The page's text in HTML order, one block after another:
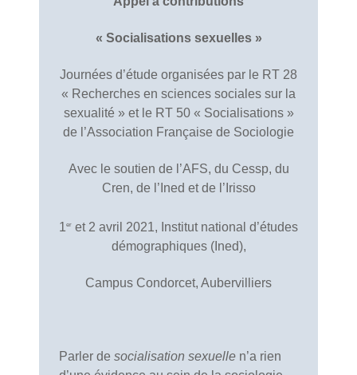
« Socialisations sexuelles »
Journées d’étude organisées par le RT 28
« Recherches en sciences sociales sur la
sexualité » et le RT 50 « Socialisations »
de l’Association Française de Sociologie
Avec le soutien de l’AFS, du Cessp, du
Cren, de l’Ined et de l’Irisso
1er et 2 avril 2021, Institut national d’études
démographiques (Ined),
Campus Condorcet, Aubervilliers
Parler de socialisation sexuelle n’a rien